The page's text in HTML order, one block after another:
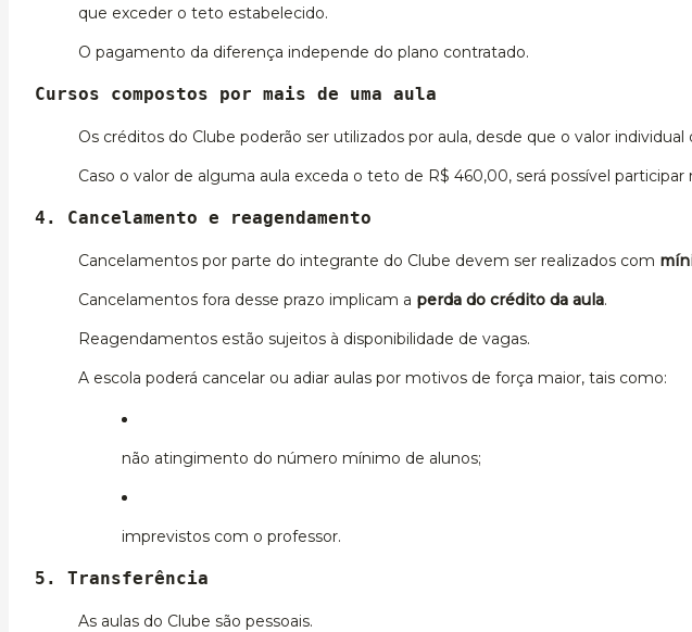
que exceder o teto estabelecido.
O pagamento da diferença independe do plano contratado.
Cursos compostos por mais de uma aula
Os créditos do Clube poderão ser utilizados por aula, desde que o valor
Caso o valor de alguma aula exceda o teto de R$ 460,00, será possível
4. Cancelamento e reagendamento
Cancelamentos por parte do integrante do Clube devem ser realizados com
Cancelamentos fora desse prazo implicam a perda do crédito da aula.
Reagendamentos estão sujeitos à disponibilidade de vagas.
A escola poderá cancelar ou adiar aulas por motivos de força maior, tais como:
não atingimento do número mínimo de alunos;
imprevistos com o professor.
5. Transferência
As aulas do Clube são pessoais.